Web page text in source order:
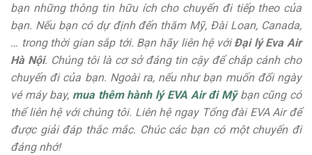
bạn những thông tin hữu ích cho chuyến đi tiếp theo của
bạn. Nếu bạn có dự định đến thăm Mỹ, Đài Loan, Canada,
… trong thời gian sắp tới. Bạn hãy liên hệ vớiĐại lý Eva Air
Hà Nội. Chúng tôi là cơ sở đáng tin cậy để chắp cánh cho
chuyến đi của bạn. Ngoài ra, nếu như bạn muốn đổi ngày
vé máy bay, mua thêm hành lý EVA Air đi Mỹbạn cũng có
thể liên hệ với chúng tôi. Liên hệ ngay Tổng đài EVA Air để
được giải đáp thắc mắc. Chúc các bạn có một chuyến đi
đáng nhớ!